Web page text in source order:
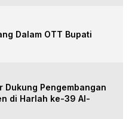
Dalam OTT Bupati
Dukung Pengembangan
di Harlah ke-39 Al-